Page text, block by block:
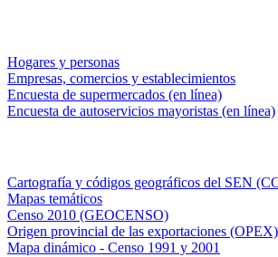
Hogares y personas
Empresas, comercios y establecimientos
Encuesta de supermercados (en línea)
Encuesta de autoservicios mayoristas (en línea)
Cartografía y códigos geográficos del SEN
Mapas temáticos
Censo 2010 (GEOCENSO)
Origen provincial de las exportaciones (OPEX)
Mapa dinámico - Censo 1991 y 2001